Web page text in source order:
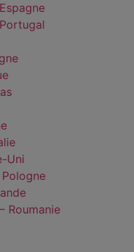
Uni
Pologne
Roumanie